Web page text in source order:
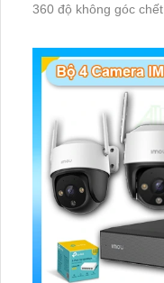
360 độ không góc